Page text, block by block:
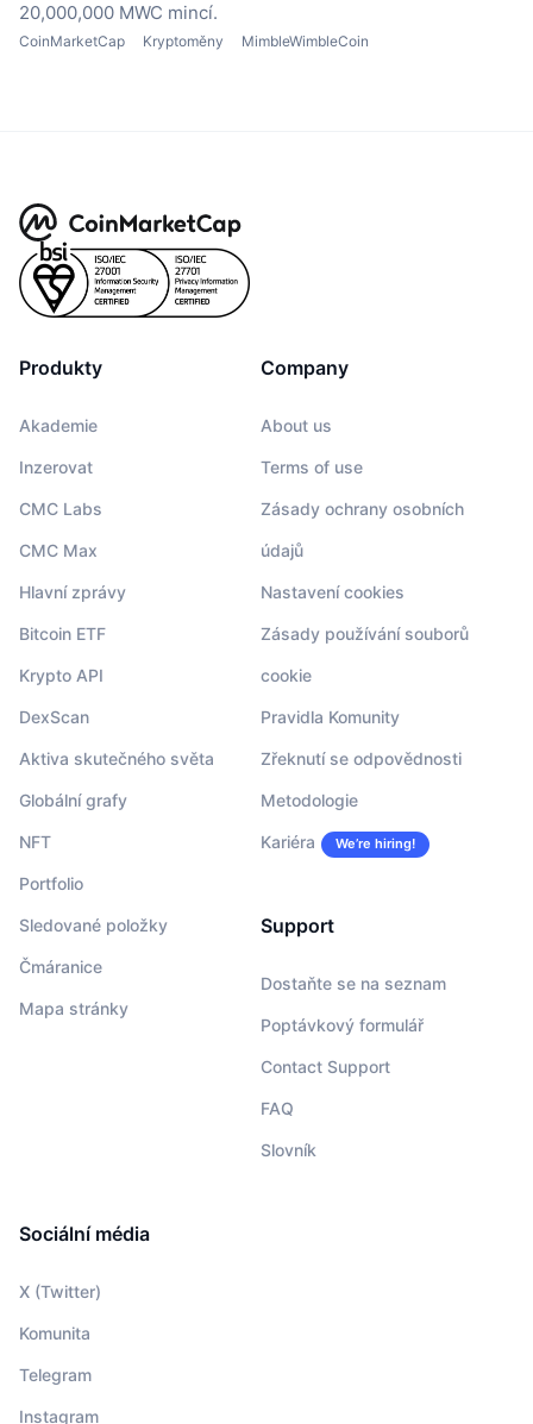
20,000,000 MWC mincí.
CoinMarketCap Kryptoměny MimbleWimbleCoin
Produkty
Akademie
Inzerovat
CMC Labs
CMC Max
Hlavní zprávy
Bitcoin ETF
Krypto API
DexScan
Aktiva skutečného světa
Globální grafy
NFT
Portfolio
Sledované položky
Čmáranice
Mapa stránky
Company
About us
Terms of use
Zásady ochrany osobních
údajů
Nastavení cookies
Zásady používání souborů
cookie
Pravidla Komunity
Zřeknutí se odpovědnosti
Metodologie
Kariéra We’re hiring!
Support
Dostaňte se na seznam
Poptávkový formulář
Contact Support
FAQ
Slovník
Sociální média
X (Twitter)
Komunita
Telegram
Instagram